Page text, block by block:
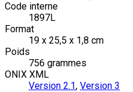
Code interne
1897L
Format
19 x 25,5 x 1,8 cm
Poids
756 grammes
ONIX XML
Version 2.1, Version 3